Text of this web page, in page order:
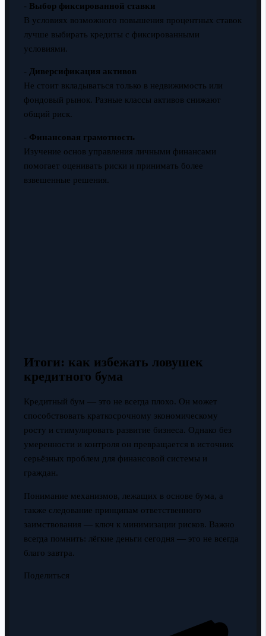
- Выбор фиксированной ставки
В условиях возможного повышения процентных ставок
лучше выбирать кредиты с фиксированными
условиями.
- Диверсификация активов
Не стоит вкладываться только в недвижимость или
фондовый рынок. Разные классы активов снижают
общий риск.
- Финансовая грамотность
Изучение основ управления личными финансами
помогает оценивать риски и принимать более
взвешенные решения.
Итоги: как избежать ловушек
кредитного бума
Кредитный бум — это не всегда плохо. Он может
способствовать краткосрочному экономическому
росту и стимулировать развитие бизнеса. Однако без
умеренности и контроля он превращается в источник
серьёзных проблем для финансовой системы и
граждан.
Понимание механизмов, лежащих в основе бума, а
также следование принципам ответственного
заимствования — ключ к минимизации рисков. Важно
всегда помнить: лёгкие деньги сегодня — это не всегда
благо завтра.
Поделиться